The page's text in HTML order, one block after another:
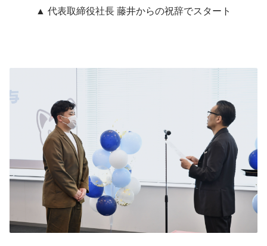
▲ 代表取締役社長 藤井からの祝辞でスタート